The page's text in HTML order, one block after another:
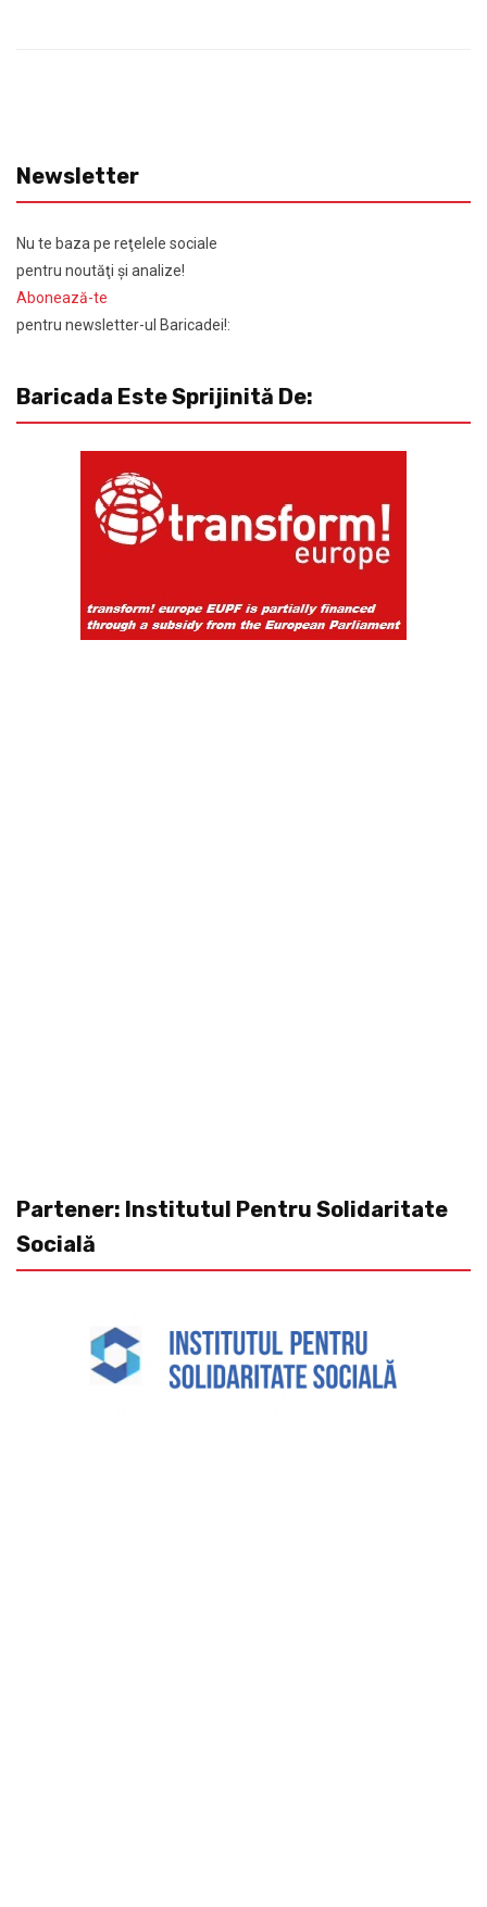
Newsletter
Nu te baza pe reţelele sociale
pentru noutăţi şi analize!
Abonează-te
pentru newsletter-ul Baricadei!:
Baricada Este Sprijinită De:
Partener: Institutul Pentru Solidaritate
Socială